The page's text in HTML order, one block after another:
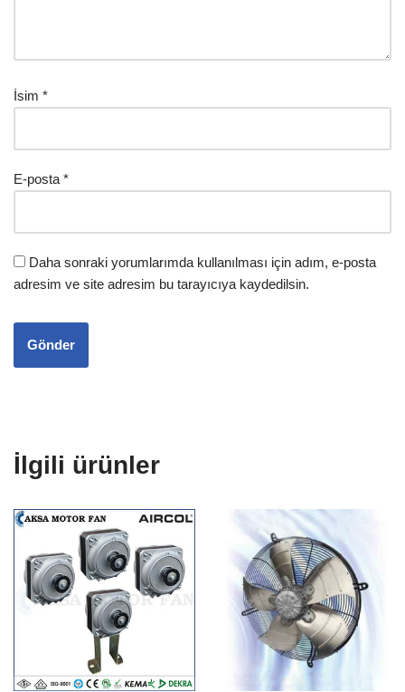
İsim *
E-posta *
Daha sonraki yorumlarımda kullanılması için adım, e-posta
adresim ve site adresim bu tarayıcıya kaydedilsin.
İlgili ürünler